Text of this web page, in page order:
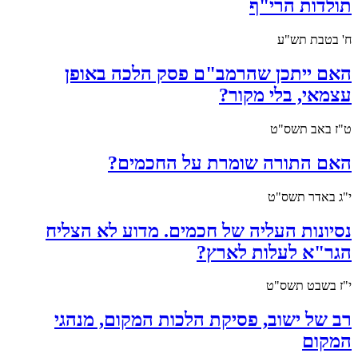
תולדות הרי"ף
ח' בטבת תש"ע
האם ייתכן שהרמב"ם פסק הלכה באופן
עצמאי, בלי מקור?
ט"ז באב תשס"ט
האם התורה שומרת על החכמים?
י"ג באדר תשס"ט
נסיונות העליה של חכמים. מדוע לא הצליח
הגר"א לעלות לארץ?
י"ז בשבט תשס"ט
רב של ישוב, פסיקת הלכות המקום, מנהגי
המקום